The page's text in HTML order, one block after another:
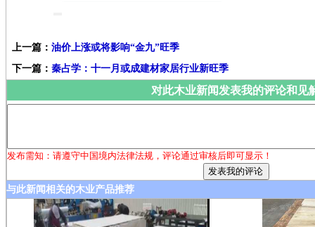
上一篇： 油价上涨或将影响“金九”旺季
下一篇： 秦占学：十一月或成建材家居行业新旺季
对此木业新闻发表我的评论和见
发布需知：请遵守中国境内法律法规，评论通过审核后即可显示！
与此新闻相关的木业产品推荐